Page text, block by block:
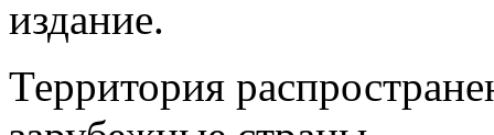
издание.
Территория